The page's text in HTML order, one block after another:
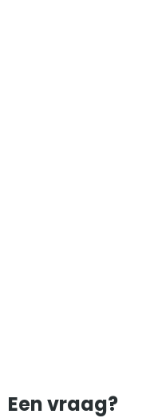
Een vraag?